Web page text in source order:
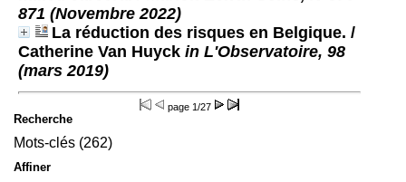
871 (Novembre 2022)
La réduction des risques en Belgique. /
Catherine Van Huyck in L'Observatoire, 98
(mars 2019)
page 1/27
Recherche
Mots-clés (262)
Affiner